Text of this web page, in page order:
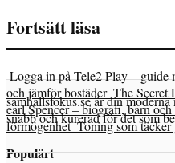
Fortsätt läsa
Logga in på Tele2 Play – guide
och jämför bostäder The Secret
earl Spencer – biografi, barn och
förmögenhet Toning som
samhallsfokus.se är din
snabb och kurerad för det som
Populärt